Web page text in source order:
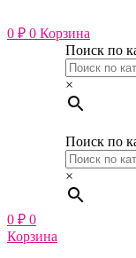
к
содержимому
0 ₽ 0 Корзина
Поиск по
×
Поиск по
×
0 ₽ 0
Корзина